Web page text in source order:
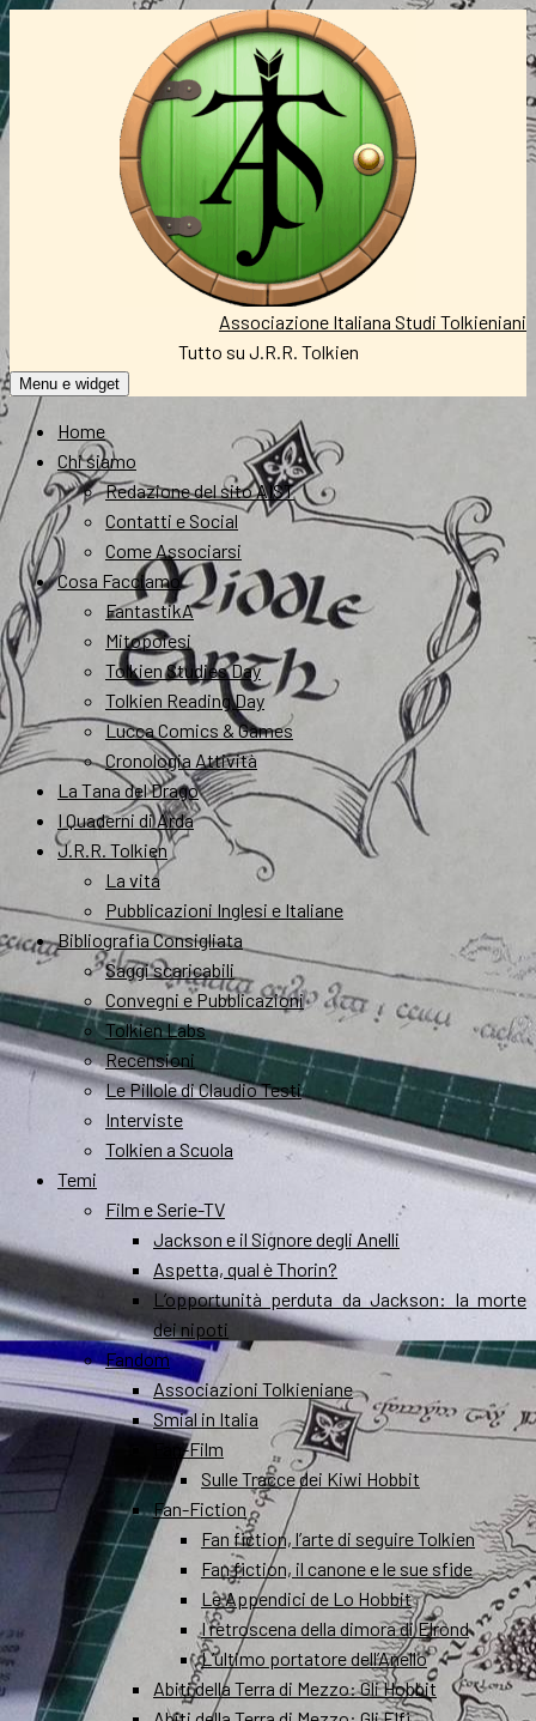
Vai
al
contenuto
Associazione Italiana Studi Tolkieniani
Tutto su J.R.R. Tolkien
Menu e widget
Home
Chi siamo
Redazione del sito AIST
Contatti e Social
Come Associarsi
Cosa Facciamo
FantastikA
Mitopoiesi
Tolkien Studies Day
Tolkien Reading Day
Lucca Comics & Games
Cronologia Attività
La Tana del Drago
I Quaderni di Arda
J.R.R. Tolkien
La vita
Pubblicazioni Inglesi e Italiane
Bibliografia Consigliata
Saggi scaricabili
Convegni e Pubblicazioni
Tolkien Labs
Recensioni
Le Pillole di Claudio Testi
Interviste
Tolkien a Scuola
Temi
Film e Serie-TV
Jackson e il Signore degli Anelli
Aspetta, qual è Thorin?
L’opportunità perduta da Jackson: la morte
dei nipoti
Fandom
Associazioni Tolkieniane
Smial in Italia
Fan-Film
Sulle Tracce dei Kiwi Hobbit
Fan-Fiction
Fan fiction, l’arte di seguire Tolkien
Fan fiction, il canone e le sue sfide
Le Appendici de Lo Hobbit
I retroscena della dimora di Elrond
L’ultimo portatore dell’Anello
Abiti della Terra di Mezzo: Gli Hobbit